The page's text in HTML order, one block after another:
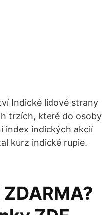
Indické lidové strany
trzích, které do osoby
index indických akcií
kurz indické rupie.